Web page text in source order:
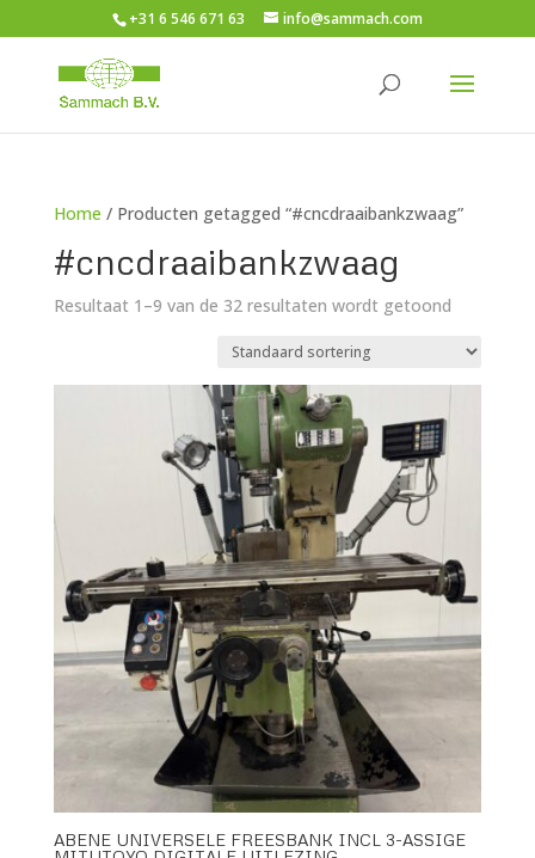
+31 6 546 671 63 info@sammach.com
Home / Producten getagged “#cncdraaibankzwaag”
#cncdraaibankzwaag
Resultaat 1–9 van de 32 resultaten wordt getoond
ABENE UNIVERSELE FREESBANK INCL 3-ASSIGE